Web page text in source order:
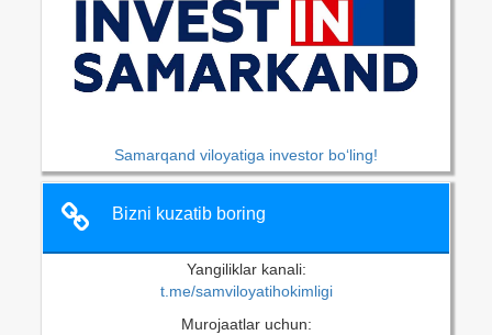
Samarqand viloyatiga investor bo‘ling!
Bizni kuzatib boring
Yangiliklar kanali:
t.me/samviloyatihokimligi
Murojaatlar uchun: